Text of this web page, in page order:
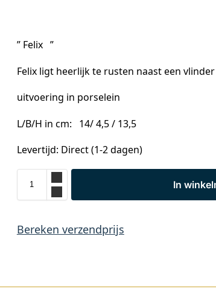
” Felix ”
Felix ligt heerlijk te rusten naast een
uitvoering in porselein
L/B/H in cm: 14/ 4,5 / 13,5
Levertijd: Direct (1-2 dagen)
In
Bereken verzendprijs